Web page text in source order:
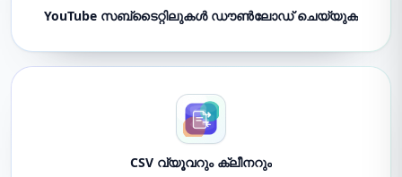
YouTube സബ്‌ടൈറ്റിലുകൾ ഡൗൺലോഡ് ചെയ്യുക
CSV വ്യൂവറും ക്ലീനറും